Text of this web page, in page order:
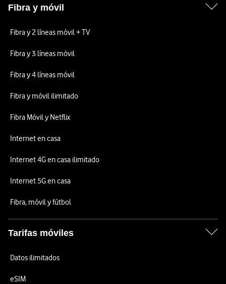
Fibra y móvil
Fibra y 2 líneas móvil + TV
Fibra y 3 líneas móvil
Fibra y 4 líneas móvil
Fibra y móvil ilimitado
Fibra Móvil y Netflix
Internet en casa
Internet 4G en casa ilimitado
Internet 5G en casa
Fibra, móvil y fútbol
Tarifas móviles
Datos ilimitados
eSIM